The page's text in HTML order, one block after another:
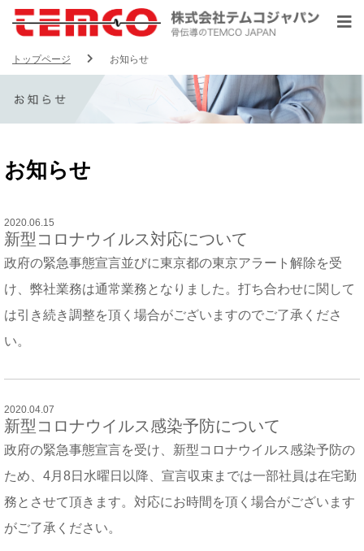
トップページ お知らせ
お知らせ
2020.06.15
新型コロナウイルス対応について
政府の緊急事態宣言並びに東京都の東京アラート解除を受
け、弊社業務は通常業務となりました。打ち合わせに関して
は引き続き調整を頂く場合がございますのでご了承くださ
い。
2020.04.07
新型コロナウイルス感染予防について
政府の緊急事態宣言を受け、新型コロナウイルス感染予防の
ため、4月8日水曜日以降、宣言収束までは一部社員は在宅勤
務とさせて頂きます。対応にお時間を頂く場合がございます
がご了承ください。